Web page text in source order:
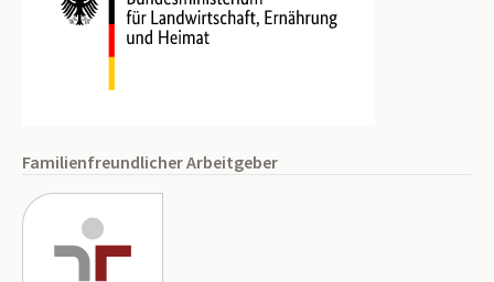
Familienfreundlicher Arbeitgeber